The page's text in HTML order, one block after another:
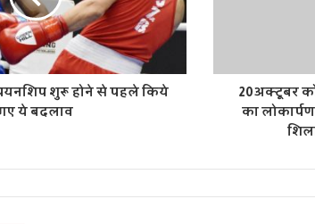
शुरू होने से पहले किये
ये बदलाव
20 अक्टूबर
का